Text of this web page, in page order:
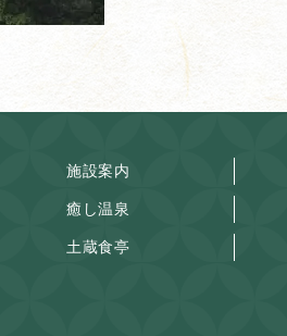
施設案内
癒し温泉
土蔵食亭